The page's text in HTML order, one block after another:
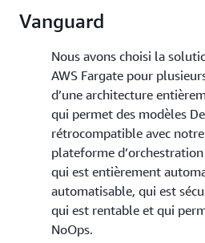
Vanguard
Nous avons choisi la
AWS Fargate pour
d’une architecture
qui permet des modèles
rétrocompatible avec
plateforme
qui est entièrement
automatisable, qui est
qui est rentable et qui
NoOps.